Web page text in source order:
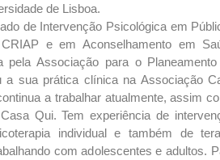
de Lisboa.
de Intervenção Psicológica em
e em Aconselhamento em
pela Associação para o
a sua prática clínica na Associação
a trabalhar atualmente, assim
Qui. Tem experiência de
individual e também de
com adolescentes e adultos.